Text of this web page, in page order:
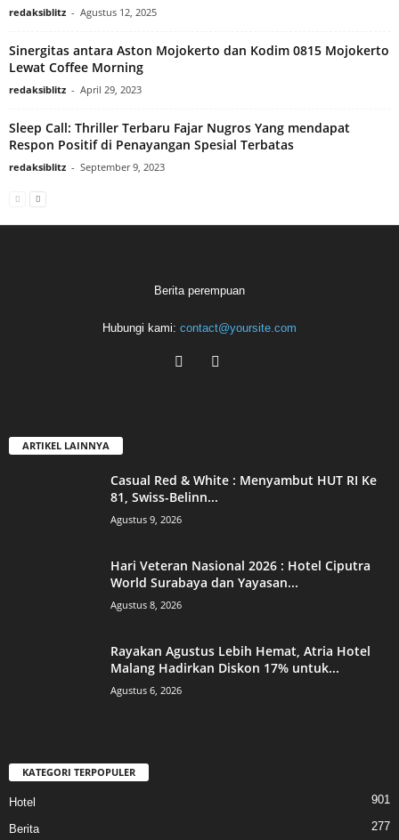
redaksiblitz - Agustus 12, 2025
Sinergitas antara Aston Mojokerto dan Kodim 0815 Mojokerto
Lewat Coffee Morning
redaksiblitz - April 29, 2023
Sleep Call: Thriller Terbaru Fajar Nugros Yang mendapat
Respon Positif di Penayangan Spesial Terbatas
redaksiblitz - September 9, 2023
Berita perempuan
Hubungi kami: contact@yoursite.com
ARTIKEL LAINNYA
Casual Red & White : Menyambut HUT RI Ke
81, Swiss-Belinn...
Agustus 9, 2026
Hari Veteran Nasional 2026 : Hotel Ciputra
World Surabaya dan Yayasan...
Agustus 8, 2026
Rayakan Agustus Lebih Hemat, Atria Hotel
Malang Hadirkan Diskon 17% untuk...
Agustus 6, 2026
KATEGORI TERPOPULER
Hotel 901
Berita 277